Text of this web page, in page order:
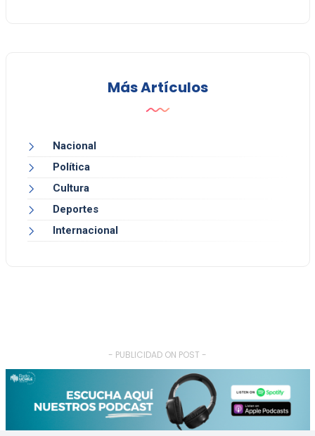
Más Artículos
Nacional
Política
Cultura
Deportes
Internacional
- PUBLICIDAD ON POST -